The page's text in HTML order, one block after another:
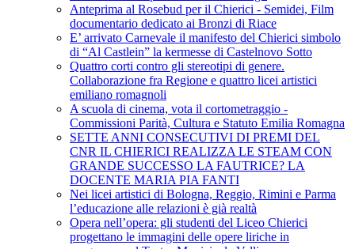
Anteprima al Rosebud per il Chierici - Semidei, Film
documentario dedicato ai Bronzi di Riace
E’ arrivato Carnevale il manifesto del Chierici simbolo
di “Al Castlein” la kermesse di Castelnovo Sotto
Quattro corti contro gli stereotipi di genere.
Collaborazione fra Regione e quattro licei artistici
emiliano romagnoli
A scuola di cinema, vota il cortometraggio -
Commissioni Parità, Cultura e Statuto Emilia Romagna
SETTE ANNI CONSECUTIVI DI PREMI DEL
CNR IL CHIERICI REALIZZA LE STEAM CON
GRANDE SUCCESSO LA FAUTRICE? LA
DOCENTE MARIA PIA FANTI
Nei licei artistici di Bologna, Reggio, Rimini e Parma
l’educazione alle relazioni è già realtà
Opera nell’opera: gli studenti del Liceo Chierici
progettano le immagini delle opere liriche in